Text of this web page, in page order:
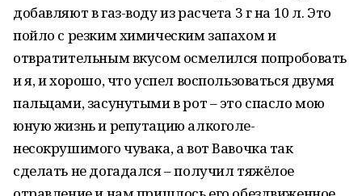
добавляют в газ-воду из расчета 3 г на 10 л. Это
пойло с резким химическим запахом и
отвратительным вкусом осмелился попробовать
и я, и хорошо, что успел воспользоваться двумя
пальцами, засунутыми в рот – это спасло мою
юную жизнь и репутацию алкоголе-
несокрушимого чувака, а вот Вавочка так
сделать не догадался – получил тяжёлое